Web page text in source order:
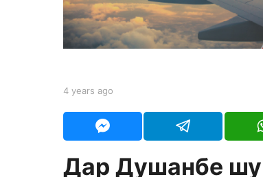
r
s
a
o
b
t
j
e
d
4 years ago
r
a
Дар Душанбе